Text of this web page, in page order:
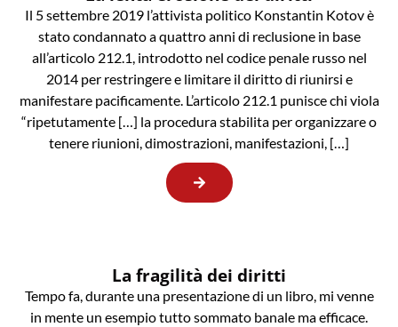
Il 5 settembre 2019 l’attivista politico Konstantin Kotov è
stato condannato a quattro anni di reclusione in base
all’articolo 212.1, introdotto nel codice penale russo nel
2014 per restringere e limitare il diritto di riunirsi e
manifestare pacificamente. L’articolo 212.1 punisce chi viola
“ripetutamente […] la procedura stabilita per organizzare o
tenere riunioni, dimostrazioni, manifestazioni, […]
La fragilità dei diritti
Tempo fa, durante una presentazione di un libro, mi venne
in mente un esempio tutto sommato banale ma efficace.